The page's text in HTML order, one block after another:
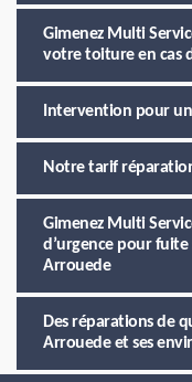
Gimenez Multi
votre toiture en cas
Intervention pour
Notre tarif
Gimenez Multi
d’urgence pour
Arrouede
Des réparations de
Arrouede et ses